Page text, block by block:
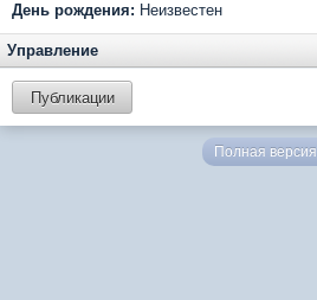
День рождения: Неизвестен
Управление
Публикации
Полная версия